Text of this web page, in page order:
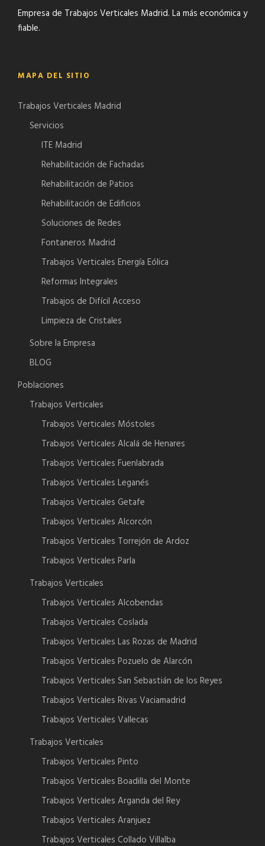
Empresa de Trabajos Verticales Madrid. La más económica y
fiable.
MAPA DEL SITIO
Trabajos Verticales Madrid
Servicios
ITE Madrid
Rehabilitación de Fachadas
Rehabilitación de Patios
Rehabilitación de Edificios
Soluciones de Redes
Fontaneros Madrid
Trabajos Verticales Energía Eólica
Reformas Integrales
Trabajos de Difícil Acceso
Limpieza de Cristales
Sobre la Empresa
BLOG
Poblaciones
Trabajos Verticales
Trabajos Verticales Móstoles
Trabajos Verticales Alcalá de Henares
Trabajos Verticales Fuenlabrada
Trabajos Verticales Leganés
Trabajos Verticales Getafe
Trabajos Verticales Alcorcón
Trabajos Verticales Torrejón de Ardoz
Trabajos Verticales Parla
Trabajos Verticales
Trabajos Verticales Alcobendas
Trabajos Verticales Coslada
Trabajos Verticales Las Rozas de Madrid
Trabajos Verticales Pozuelo de Alarcón
Trabajos Verticales San Sebastián de los Reyes
Trabajos Verticales Rivas Vaciamadrid
Trabajos Verticales Vallecas
Trabajos Verticales
Trabajos Verticales Pinto
Trabajos Verticales Boadilla del Monte
Trabajos Verticales Arganda del Rey
Trabajos Verticales Aranjuez
Trabajos Verticales Collado Villalba